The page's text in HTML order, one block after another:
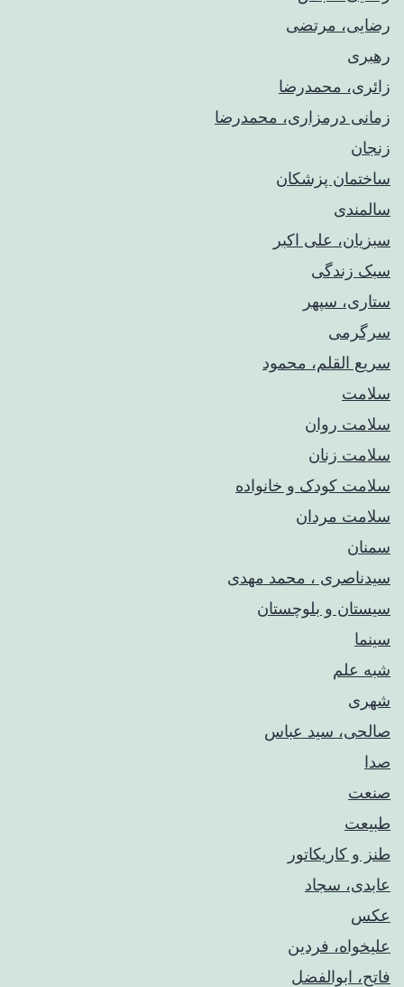
رضایی، مرتضی
رهبری
زائری، محمدرضا
زمانی درمزاری، محمدرضا
زنجان
ساختمان پزشکان
سالمندی
سبزیان، علی اکبر
سبک زندگی
ستاری، سپهر
سرگرمی
سریع القلم، محمود
سلامت
سلامت روان
سلامت زنان
سلامت کودک‌ و خانواده
سلامت مردان
سمنان
سیدناصری ، محمد مهدی
سیستان و بلوچستان
سینما
شبه علم
شهری
صالحی، سید عباس
صدا
صنعت
طبیعت
طنز و کاریکاتور
عابدی، سجاد
عکس
علیخواه، فردین
فاتح، ابوالفضل